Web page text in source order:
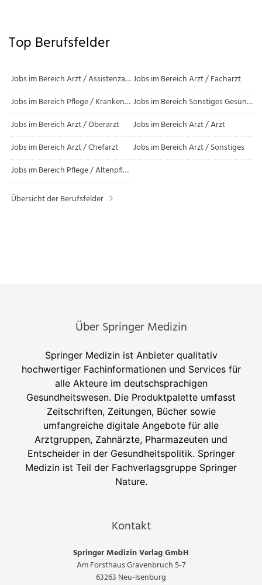
Top Berufsfelder
Jobs im BereichArzt / Assistenzarzt / Arzt in Weiterbildung Jobs im BereichArzt / Facharzt
Jobs im Bereich Pflege / Krankenpflege Jobs im Bereich Sonstiges Gesundheitswesen / Sonstiges Gesundheitswesen
Jobs im BereichArzt / Oberarzt Jobs im BereichArzt / Arzt
Jobs im BereichArzt / Chefarzt Jobs im BereichArzt / Sonstiges
Jobs im Bereich Pflege / Altenpflege
Übersicht der Berufsfelder
Über Springer Medizin
Springer Medizin ist Anbieter qualitativ
hochwertiger Fachinformationen und Services für
alle Akteure im deutschsprachigen
Gesundheitswesen. Die Produktpalette umfasst
Zeitschriften, Zeitungen, Bücher sowie
umfangreiche digitale Angebote für alle
Arztgruppen, Zahnärzte, Pharmazeuten und
Entscheider in der Gesundheitspolitik. Springer
Medizin ist Teil der Fachverlagsgruppe Springer
Nature.
Kontakt
Springer Medizin Verlag GmbH
Am Forsthaus Gravenbruch 5-7
63263 Neu-Isenburg